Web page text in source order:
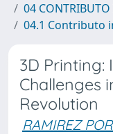
04
04.1 Contributo
3D Printing:
Challenges
Revolution
RAMIREZ